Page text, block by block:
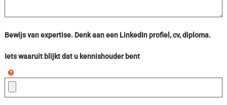
Bewijs van expertise. Denk aan een LinkedIn profiel, cv, diploma.
Iets waaruit blijkt dat u kennishouder bent